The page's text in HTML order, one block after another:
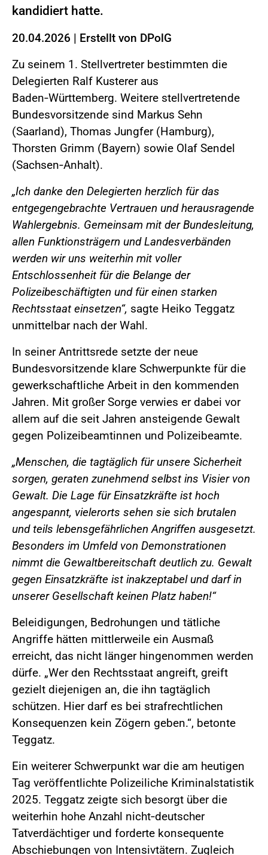
kandidiert hatte.
20.04.2026 | Erstellt von DPolG
Zu seinem 1. Stellvertreter bestimmten die
Delegierten Ralf Kusterer aus
Baden‑Württemberg. Weitere stellvertretende
Bundesvorsitzende sind Markus Sehn
(Saarland), Thomas Jungfer (Hamburg),
Thorsten Grimm (Bayern) sowie Olaf Sendel
(Sachsen‑Anhalt).
„Ich danke den Delegierten herzlich für das
entgegengebrachte Vertrauen und herausragende
Wahlergebnis. Gemeinsam mit der Bundesleitung,
allen Funktionsträgern und Landesverbänden
werden wir uns weiterhin mit voller
Entschlossenheit für die Belange der
Polizeibeschäftigten und für einen starken
Rechtsstaat einsetzen“, sagte Heiko Teggatz
unmittelbar nach der Wahl.
In seiner Antrittsrede setzte der neue
Bundesvorsitzende klare Schwerpunkte für die
gewerkschaftliche Arbeit in den kommenden
Jahren. Mit großer Sorge verwies er dabei vor
allem auf die seit Jahren ansteigende Gewalt
gegen Polizeibeamtinnen und Polizeibeamte.
„Menschen, die tagtäglich für unsere Sicherheit
sorgen, geraten zunehmend selbst ins Visier von
Gewalt. Die Lage für Einsatzkräfte ist hoch
angespannt, vielerorts sehen sie sich brutalen
und teils lebensgefährlichen Angriffen ausgesetzt.
Besonders im Umfeld von Demonstrationen
nimmt die Gewaltbereitschaft deutlich zu. Gewalt
gegen Einsatzkräfte ist inakzeptabel und darf in
unserer Gesellschaft keinen Platz haben!“
Beleidigungen, Bedrohungen und tätliche
Angriffe hätten mittlerweile ein Ausmaß
erreicht, das nicht länger hingenommen werden
dürfe. „Wer den Rechtsstaat angreift, greift
gezielt diejenigen an, die ihn tagtäglich
schützen. Hier darf es bei strafrechtlichen
Konsequenzen kein Zögern geben.“, betonte
Teggatz.
Ein weiterer Schwerpunkt war die am heutigen
Tag veröffentlichte Polizeiliche Kriminalstatistik
2025. Teggatz zeigte sich besorgt über die
weiterhin hohe Anzahl nicht‑deutscher
Tatverdächtiger und forderte konsequente
Abschiebungen von Intensivtätern. Zugleich